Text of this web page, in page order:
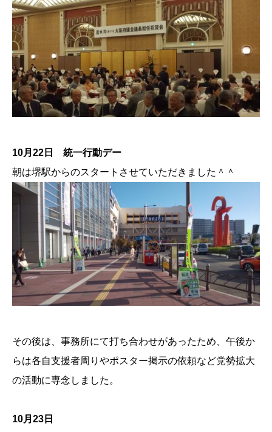
10月22日 統一行動デー
朝は堺駅からのスタートさせていただきました＾＾
その後は、事務所にて打ち合わせがあったため、午後か
らは各自支援者周りやポスター掲示の依頼など党勢拡大
の活動に専念しました。
10月23日